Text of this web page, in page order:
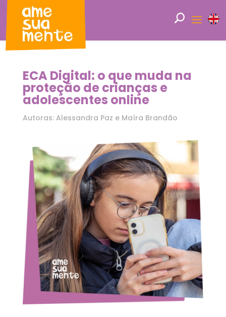
ECA Digital: o que muda na
proteção de crianças e
adolescentes online
Autoras: Alessandra Paz e Maíra Brandão